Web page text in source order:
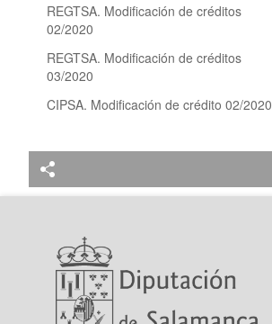
REGTSA. Modificación de créditos
02/2020
REGTSA. Modificación de créditos
03/2020
CIPSA. Modificación de crédito 02/2020